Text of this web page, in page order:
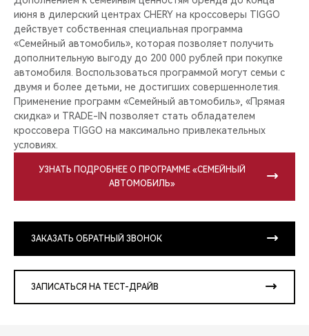
июня в дилерский центрах CHERY на кроссоверы TIGGO
действует собственная специальная программа
«Семейный автомобиль», которая позволяет получить
дополнительную выгоду до 200 000 рублей при покупке
автомобиля. Воспользоваться программой могут семьи с
двумя и более детьми, не достигших совершеннолетия.
Применение программ «Семейный автомобиль», «Прямая
скидка» и TRADE-IN позволяет стать обладателем
кроссовера TIGGO на максимально привлекательных
условиях.
УЗНАТЬ ПОДРОБНЕЕ О ПРОГРАММЕ «СЕМЕЙНЫЙ
АВТОМОБИЛЬ»
ЗАКАЗАТЬ ОБРАТНЫЙ ЗВОНОК
ЗАПИСАТЬСЯ НА ТЕСТ-ДРАЙВ